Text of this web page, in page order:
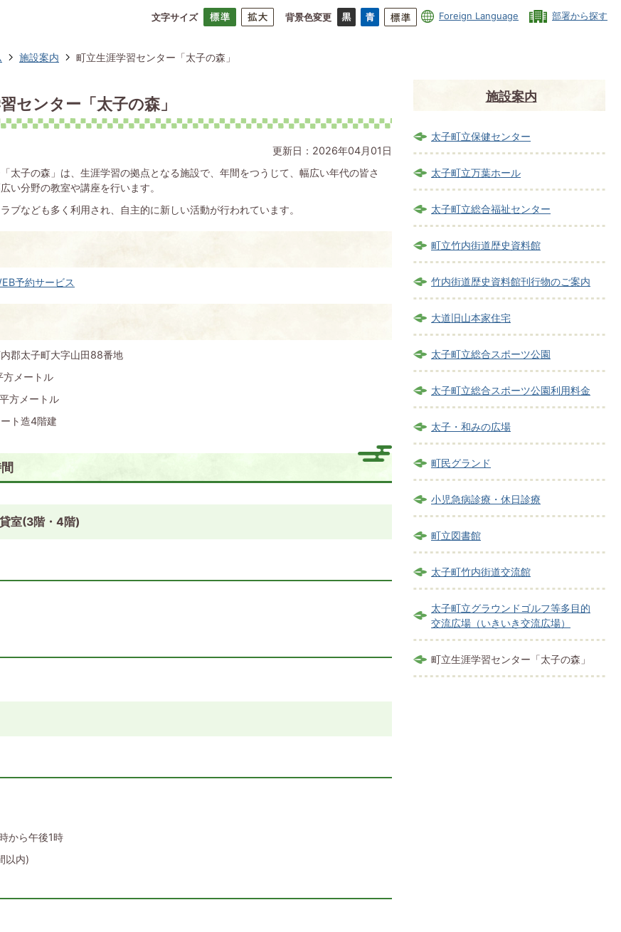
文字サイズ 背景色変更 Foreign Language 部署から探す
施設案内 町立生涯学習センター「太子の森」
センター「太子の森」
更新日：2026年04月01日
太子の森」は、生涯学習の拠点となる施設で、年間をつうじて、幅広い年代の皆さ
い分野の教室や講座を行います。
ブなども多く利用され、自主的に新しい活動が行われています。
予約サービス
郡太子町大字山田88番地
方メートル
方メートル
ト造4階建
室(3階・4階)
から午後1時
以内)
施設案内
太子町立保健センター
太子町立万葉ホール
太子町立総合福祉センター
町立竹内街道歴史資料館
竹内街道歴史資料館刊行物のご案内
大道旧山本家住宅
太子町立総合スポーツ公園
太子町立総合スポーツ公園利用料金
太子・和みの広場
町民グランド
小児急病診療・休日診療
町立図書館
太子町竹内街道交流館
太子町立グラウンドゴルフ等多目的
交流広場（いきいき交流広場）
町立生涯学習センター「太子の森」